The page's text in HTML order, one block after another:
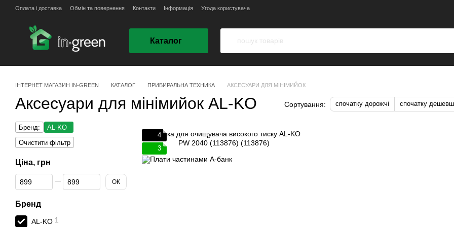
Перейти до основного контенту
Оплата і доставка Обмін та повернення Контакти Інформація Угода користувача
Каталог
ІНТЕРНЕТ МАГАЗИН IN-GREEN КАТАЛОГ ПРИБИРАЛЬНА ТЕХНИКА АКСЕСУАРИ ДЛЯ МІНІМИЙОК
Аксесуари для мінімийок AL-KO Сортування: спочатку дорожчі спочатку
4
3
Бренд:
AL-KO
Очистити фільтр
Ціна, грн
Від Ціна, грн
До Ціна, грн ОК
Бренд
AL-KO 1